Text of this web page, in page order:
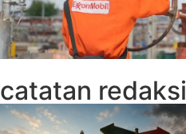
catatan redaksi